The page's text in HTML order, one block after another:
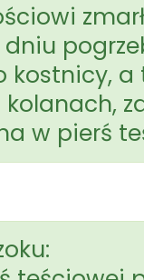
a
w pierś